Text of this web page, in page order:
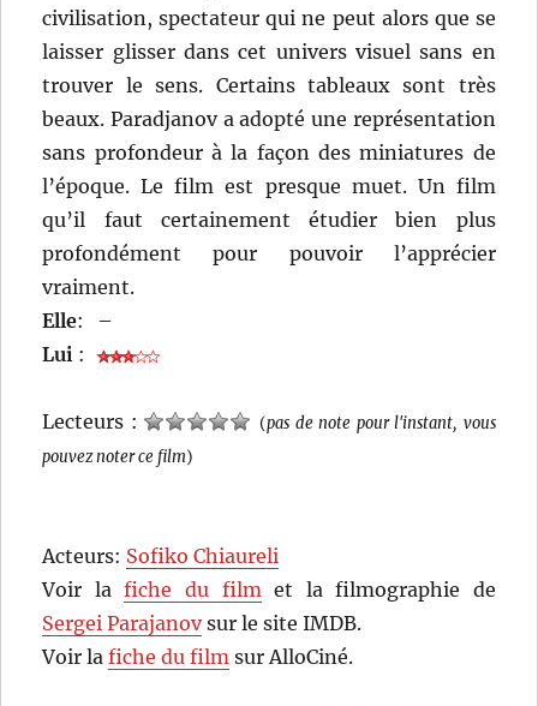
civilisation, spectateur qui ne peut alors que se
laisser glisser dans cet univers visuel sans en
trouver le sens. Certains tableaux sont très
beaux. Paradjanov a adopté une représentation
sans profondeur à la façon des miniatures de
l’époque. Le film est presque muet. Un film
qu’il faut certainement étudier bien plus
profondément pour pouvoir l’apprécier
vraiment.
Elle:
–
Lui :
Lecteurs : (pas de note pour l'instant, vous
pouvez noter ce film)
Acteurs: Sofiko Chiaureli
Voir lafiche du filmet la filmographie de
Sergei Parajanovsur le site IMDB.
Voir lafiche du film sur AlloCiné.